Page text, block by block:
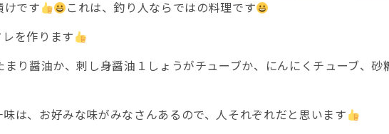
けです
これは、釣り人ならではの料理です
を作ります
り醤油か、刺し身醤油１しょうがチューブか、にんにくチューブ、砂
は、お好みな味がみなさんあるので、人それぞれだと思います